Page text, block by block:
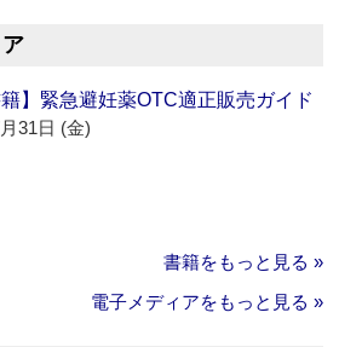
籍】緊急避妊薬OTC適正販売ガイド
31日 (金)
書籍をもっと見る »
電子メディアをもっと見る »